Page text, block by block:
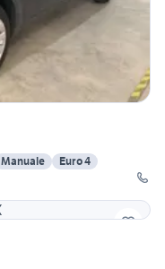
Manuale
Euro 4